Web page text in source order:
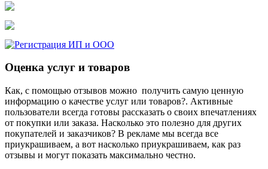
Оценка услуг и товаров
Как, с помощью отзывов можно получить самую ценную
информацию о качестве услуг или товаров?. Активные
пользователи всегда готовы рассказать о своих впечатлениях
от покупки или заказа. Насколько это полезно для других
покупателей и заказчиков? В рекламе мы всегда все
приукрашиваем, а вот насколько приукрашиваем, как раз
отзывы и могут показать максимально честно.